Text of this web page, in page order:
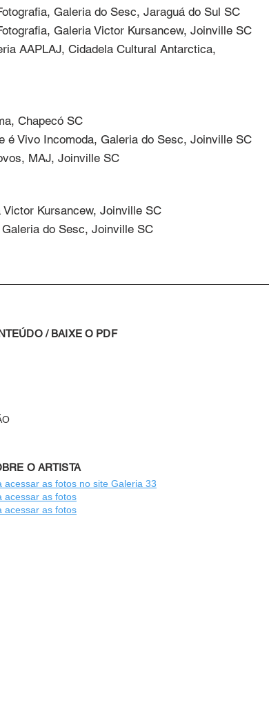
Galeria do Sesc, Jaraguá do Sul SC
Galeria Victor Kursancew, Joinville SC
AAPLAJ, Cidadela Cultural Antarctica,
Chapecó SC
é Vivo Incomoda, Galeria do Sesc, Joinville SC
MAJ, Joinville SC
Kursancew, Joinville SC
do Sesc, Joinville SC
/ BAIXE O PDF
O ARTISTA
acessar as fotos no site Galeria 33
acessar as fotos
acessar as fotos